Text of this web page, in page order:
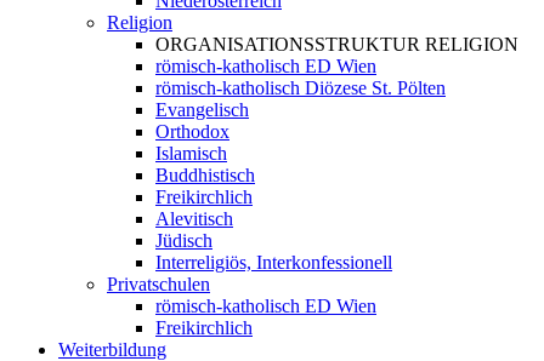
Religion
ORGANISATIONSSTRUKTUR RELIGION
römisch-katholisch ED Wien
römisch-katholisch Diözese St. Pölten
Evangelisch
Orthodox
Islamisch
Buddhistisch
Freikirchlich
Alevitisch
Jüdisch
Interreligiös, Interkonfessionell
Privatschulen
römisch-katholisch ED Wien
Freikirchlich
Weiterbildung